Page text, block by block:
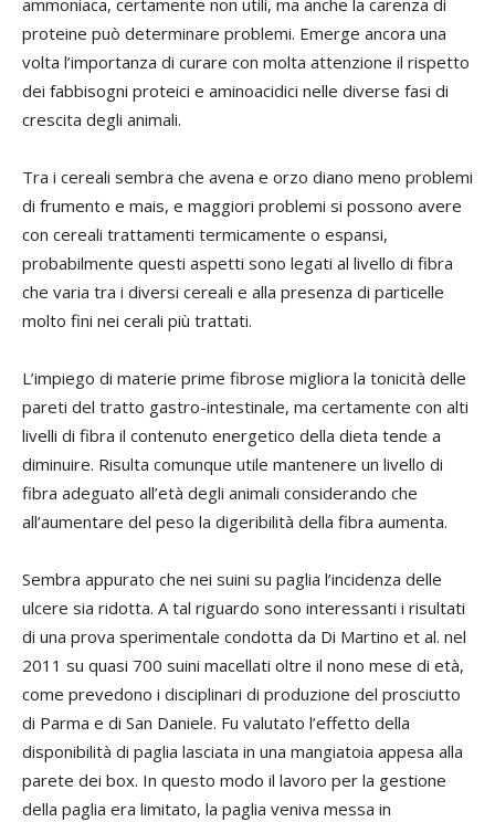
ammoniaca, certamente non utili, ma anche la carenza di
proteine può determinare problemi. Emerge ancora una
volta l’importanza di curare con molta attenzione il rispetto
dei fabbisogni proteici e aminoacidici nelle diverse fasi di
crescita degli animali.
Tra i cereali sembra che avena e orzo diano meno problemi
di frumento e mais, e maggiori problemi si possono avere
con cereali trattamenti termicamente o espansi,
probabilmente questi aspetti sono legati al livello di fibra
che varia tra i diversi cereali e alla presenza di particelle
molto fini nei cerali più trattati.
L’impiego di materie prime fibrose migliora la tonicità delle
pareti del tratto gastro-intestinale, ma certamente con alti
livelli di fibra il contenuto energetico della dieta tende a
diminuire. Risulta comunque utile mantenere un livello di
fibra adeguato all’età degli animali considerando che
all’aumentare del peso la digeribilità della fibra aumenta.
Sembra appurato che nei suini su paglia l’incidenza delle
ulcere sia ridotta. A tal riguardo sono interessanti i risultati
di una prova sperimentale condotta da Di Martino et al. nel
2011 su quasi 700 suini macellati oltre il nono mese di età,
come prevedono i disciplinari di produzione del prosciutto
di Parma e di San Daniele. Fu valutato l’effetto della
disponibilità di paglia lasciata in una mangiatoia appesa alla
parete dei box. In questo modo il lavoro per la gestione
della paglia era limitato, la paglia veniva messa in